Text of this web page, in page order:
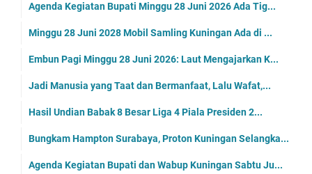
Agenda Kegiatan Bupati Minggu 28 Juni 2026 Ada Tig...
Minggu 28 Juni 2028 Mobil Samling Kuningan Ada di ...
Embun Pagi Minggu 28 Juni 2026: Laut Mengajarkan K...
Jadi Manusia yang Taat dan Bermanfaat, Lalu Wafat,...
Hasil Undian Babak 8 Besar Liga 4 Piala Presiden 2...
Bungkam Hampton Surabaya, Proton Kuningan Selangka...
Agenda Kegiatan Bupati dan Wabup Kuningan Sabtu Ju...